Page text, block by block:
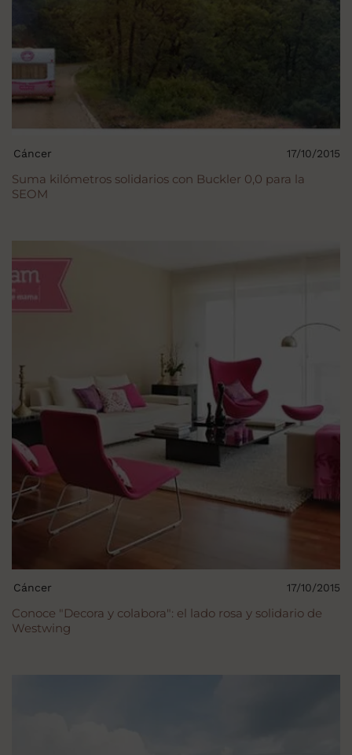
Suma kilómetros solidarios con Buckler 0,0 para la
SEOM
Cáncer 17/10/2015
Conoce "Decora y colabora": el lado rosa y solidario de
Westwing
Cáncer 17/10/2015